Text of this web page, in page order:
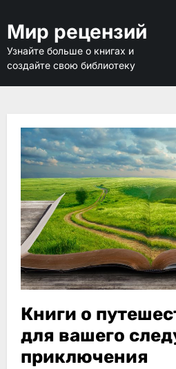
содержимому
Мир рецензий
Узнайте больше о книгах и
создайте свою библиотеку
Книги о
для вашего
приключения